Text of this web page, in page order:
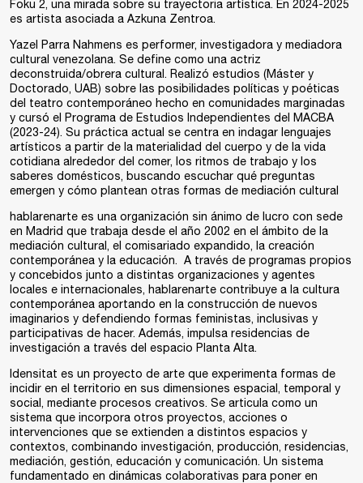
Foku 2, una mirada sobre su trayectoria artística. En 2024-2025
es artista asociada a Azkuna Zentroa.
Yazel Parra Nahmens es performer, investigadora y mediadora
cultural venezolana. Se define como una actriz
deconstruida/obrera cultural. Realizó estudios (Máster y
Doctorado, UAB) sobre las posibilidades políticas y poéticas
del teatro contemporáneo hecho en comunidades marginadas
y cursó el Programa de Estudios Independientes del MACBA
(2023-24). Su práctica actual se centra en indagar lenguajes
artísticos a partir de la materialidad del cuerpo y de la vida
cotidiana alrededor del comer, los ritmos de trabajo y los
saberes domésticos, buscando escuchar qué preguntas
emergen y cómo plantean otras formas de mediación cultural
hablarenarte es una organización sin ánimo de lucro con sede
en Madrid que trabaja desde el año 2002 en el ámbito de la
mediación cultural, el comisariado expandido, la creación
contemporánea y la educación. A través de programas propios
y concebidos junto a distintas organizaciones y agentes
locales e internacionales, hablarenarte contribuye a la cultura
contemporánea aportando en la construcción de nuevos
imaginarios y defendiendo formas feministas, inclusivas y
participativas de hacer. Además, impulsa residencias de
investigación a través del espacio Planta Alta.
Idensitat es un proyecto de arte que experimenta formas de
incidir en el territorio en sus dimensiones espacial, temporal y
social, mediante procesos creativos. Se articula como un
sistema que incorpora otros proyectos, acciones o
intervenciones que se extienden a distintos espacios y
contextos, combinando investigación, producción, residencias,
mediación, gestión, educación y comunicación. Un sistema
fundamentado en dinámicas colaborativas para poner en